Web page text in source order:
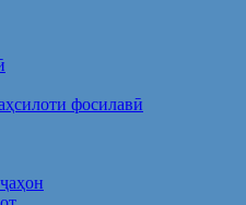
фосилавӣ